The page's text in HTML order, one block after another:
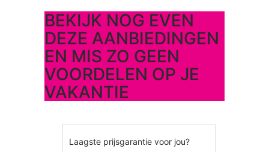
BEKIJK NOG EVEN
DEZE AANBIEDINGEN
EN MIS ZO GEEN
VOORDELEN OP JE
VAKANTIE
Laagste prijsgarantie voor jou?